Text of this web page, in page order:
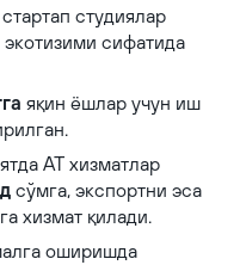
студиялар
экотизими сифатида
яқин ёшлар учун иш
АТ хизматлар
сўмга, экспортни эса
хизмат қилади.
оширишда